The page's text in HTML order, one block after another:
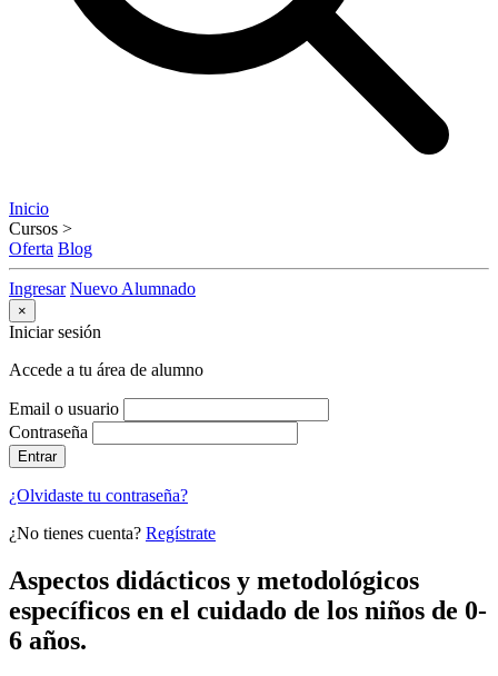
Inicio
Cursos >
Oferta Blog
Ingresar Nuevo Alumnado
×
Iniciar sesión
Accede a tu área de alumno
Email o usuario
Contraseña
Entrar
¿Olvidaste tu contraseña?
¿No tienes cuenta? Regístrate
Aspectos didácticos y metodológicos
específicos en el cuidado de los niños de 0-
6 años.